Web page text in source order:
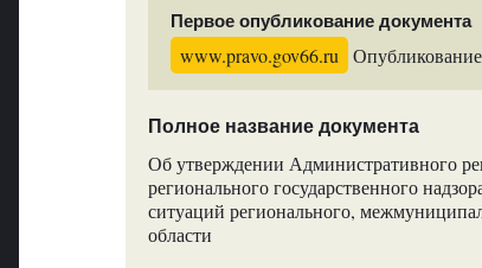
Первое опубликование документа
www.pravo.gov66.ru
Полное название документа
Об утверждении Административного
регионального государственного
ситуаций регионального,
области